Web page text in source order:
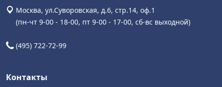
Москва, ул.Суворовская, д.6, стр.14, оф.1
(пн-чт 9-00 - 18-00, пт 9-00 - 17-00, сб-вс выходной)
(495) 722-72-99
Контакты